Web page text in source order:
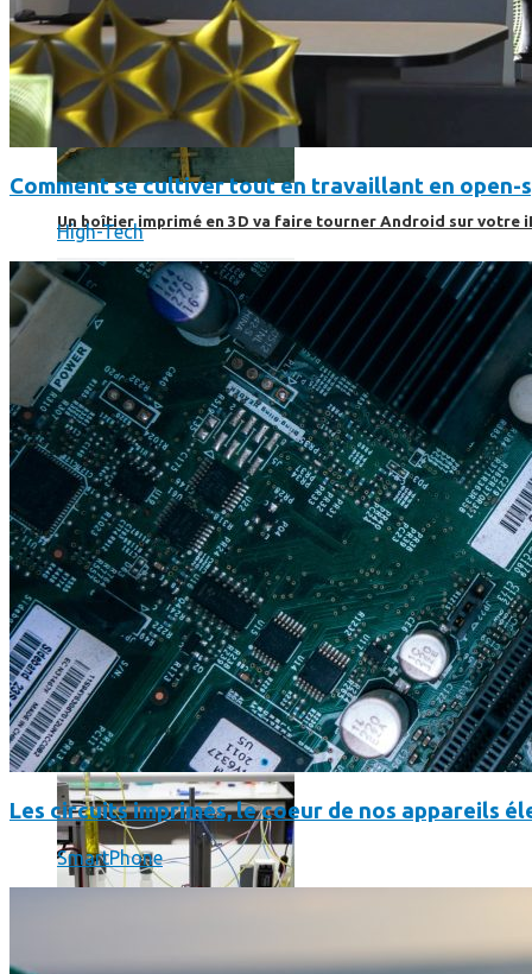
Un boîtier imprimé en 3D va faire tourner Android sur votre
Science
Science
La science-fiction, c’est du passé, la bioimpression de peau
Comment se cultiver tout en travaillant en open-
High-Tech
Les circuits imprimés, le coeur de nos appareils
SmartPhone